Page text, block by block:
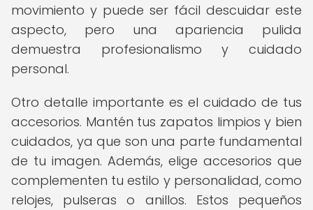
movimiento y puede ser fácil descuidar este
aspecto, pero una apariencia pulida
demuestra profesionalismo y cuidado
personal.
Otro detalle importante es el cuidado de tus
accesorios. Mantén tus zapatos limpios y bien
cuidados, ya que son una parte fundamental
de tu imagen. Además, elige accesorios que
complementen tu estilo y personalidad, como
relojes, pulseras o anillos. Estos pequeños